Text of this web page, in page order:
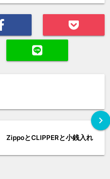
chevron_right
ZippoとCLIPPERと小銭入れ